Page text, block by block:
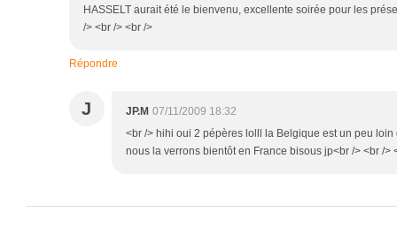
HASSELT aurait été le bienvenu, excellente soirée pour les
/> <br /> <br />
Répondre
J JP.M 07/11/2009 18:32
<br /> hihi oui 2 pépères lolll la Belgique est un peu
nous la verrons bientôt en France bisous jp<br /> <br />